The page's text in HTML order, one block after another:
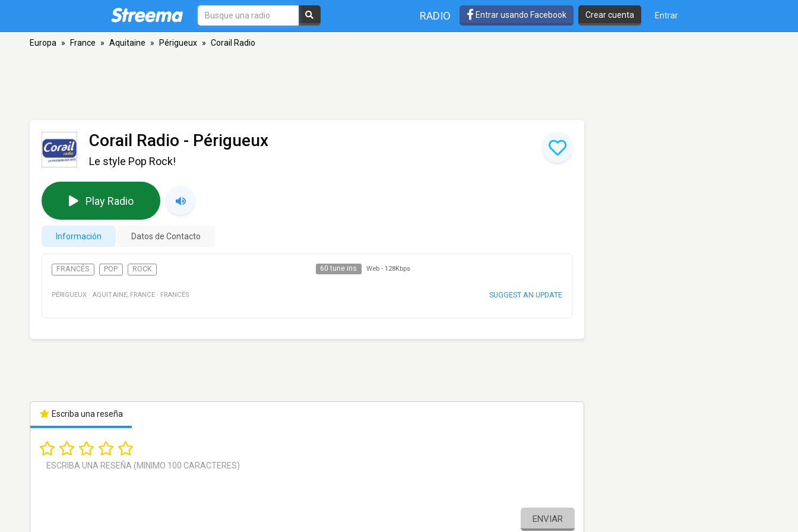
RADIO Entrar usando Facebook Crear cuenta Entrar
Europa » France » Aquitaine » Périgueux » Corail Radio
Corail Radio - Périgueux
Le style Pop Rock!
Play Radio
Información Datos de Contacto
FRANCÉS POP ROCK 60 tune ins Web - 128Kbps
PÉRIGUEUX · AQUITAINE, FRANCE · FRANCÉS SUGGEST AN UPDATE
Escriba una reseña
ENVIAR